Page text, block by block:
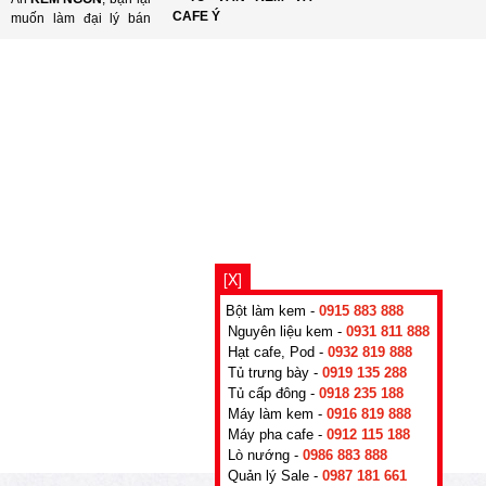
muốn làm đại lý bán
CAFE Ý
[X]
Bột làm kem - 0915 883 888
Nguyên liệu kem - 0931 811 888
Hạt cafe, Pod - 0932 819 888
Tủ trưng bày - 0919 135 288
Tủ cấp đông - 0918 235 188
Máy làm kem - 0916 819 888
Máy pha cafe - 0912 115 188
Lò nướng - 0986 883 888
Quản lý Sale - 0987 181 661